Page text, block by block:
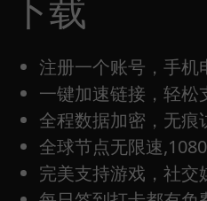
注册一个账号，手机
一键加速链接，轻松
全程数据加密，无痕
全球节点无限速
完美支持游戏，社交